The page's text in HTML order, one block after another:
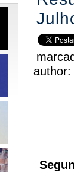
author: